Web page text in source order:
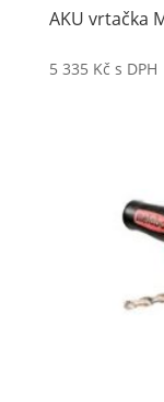
AKU vrtačka
5 335 Kč s DPH